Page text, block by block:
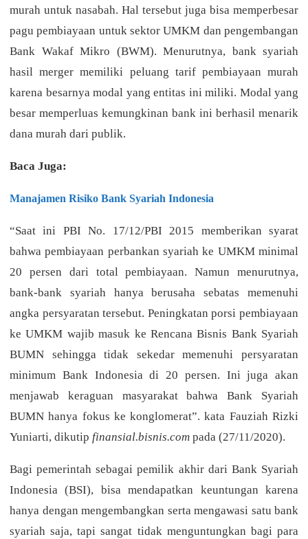
murah untuk nasabah. Hal tersebut juga bisa memperbesar
pagu pembiayaan untuk sektor UMKM dan pengembangan
Bank Wakaf Mikro (BWM). Menurutnya, bank syariah
hasil merger memiliki peluang tarif pembiayaan murah
karena besarnya modal yang entitas ini miliki. Modal yang
besar memperluas kemungkinan bank ini berhasil menarik
dana murah dari publik.
Baca Juga:
Manajamen Risiko Bank Syariah Indonesia
“Saat ini PBI No. 17/12/PBI 2015 memberikan syarat
bahwa pembiayaan perbankan syariah ke UMKM minimal
20 persen dari total pembiayaan. Namun menurutnya,
bank-bank syariah hanya berusaha sebatas memenuhi
angka persyaratan tersebut. Peningkatan porsi pembiayaan
ke UMKM wajib masuk ke Rencana Bisnis Bank Syariah
BUMN sehingga tidak sekedar memenuhi persyaratan
minimum Bank Indonesia di 20 persen. Ini juga akan
menjawab keraguan masyarakat bahwa Bank Syariah
BUMN hanya fokus ke konglomerat”. kata Fauziah Rizki
Yuniarti, dikutip finansial.bisnis.com pada (27/11/2020).
Bagi pemerintah sebagai pemilik akhir dari Bank Syariah
Indonesia (BSI), bisa mendapatkan keuntungan karena
hanya dengan mengembangkan serta mengawasi satu bank
syariah saja, tapi sangat tidak menguntungkan bagi para